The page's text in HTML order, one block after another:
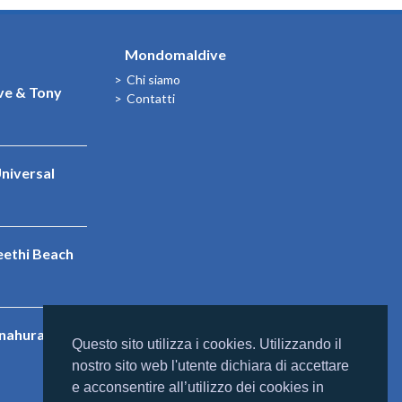
Questo sito utilizza i cookies. Utilizzando il
nostro sito web l'utente dichiara di accettare
e acconsentire all’utilizzo dei cookies in
& Tony
Beach
Mondomaldive
Chi siamo
Contatti